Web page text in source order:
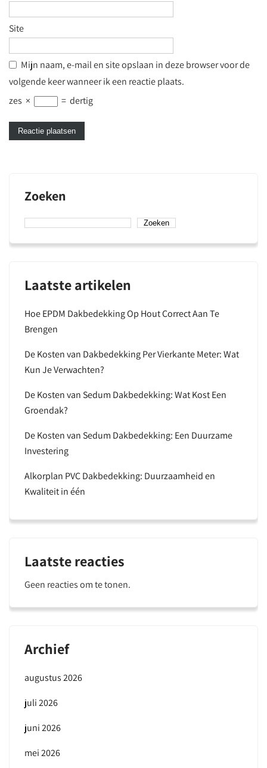
Site
Mijn naam, e-mail en site opslaan in deze browser voor de
volgende keer wanneer ik een reactie plaats.
zes × = dertig
Zoeken
Zoeken
Laatste artikelen
Hoe EPDM Dakbedekking Op Hout Correct Aan Te
Brengen
De Kosten van Dakbedekking Per Vierkante Meter: Wat
Kun Je Verwachten?
De Kosten van Sedum Dakbedekking: Wat Kost Een
Groendak?
De Kosten van Sedum Dakbedekking: Een Duurzame
Investering
Alkorplan PVC Dakbedekking: Duurzaamheid en
Kwaliteit in één
Laatste reacties
Geen reacties om te tonen.
Archief
augustus 2026
juli 2026
juni 2026
mei 2026